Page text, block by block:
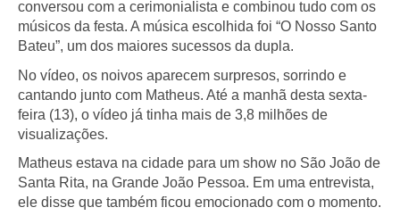
conversou com a cerimonialista e combinou tudo com os
músicos da festa. A música escolhida foi “O Nosso Santo
Bateu”, um dos maiores sucessos da dupla.
No vídeo, os noivos aparecem surpresos, sorrindo e
cantando junto com Matheus. Até a manhã desta sexta-
feira (13), o vídeo já tinha mais de 3,8 milhões de
visualizações.
Matheus estava na cidade para um show no São João de
Santa Rita, na Grande João Pessoa. Em uma entrevista,
ele disse que também ficou emocionado com o momento.